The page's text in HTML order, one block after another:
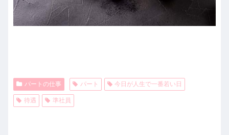
パートの仕事 パート 今日が人生で一番若い日
待遇 準社員